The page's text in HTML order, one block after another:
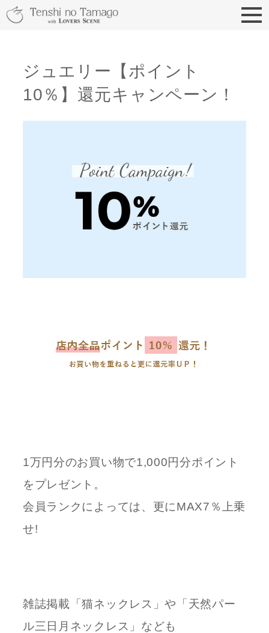
天使の卵 With LOVERS
ジュエリー【ポイント
10％】還元キャンペーン！
1万円分のお買い物で1,000円分ポイント
をプレゼント。
会員ランクによっては、更にMAX7％上乗
せ!
雑誌掲載「猫ネックレス」や「天然パー
ル三日月ネックレス」なども